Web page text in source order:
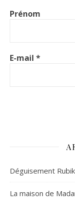
Prénom
E-mail *
Déguisement
La maison de